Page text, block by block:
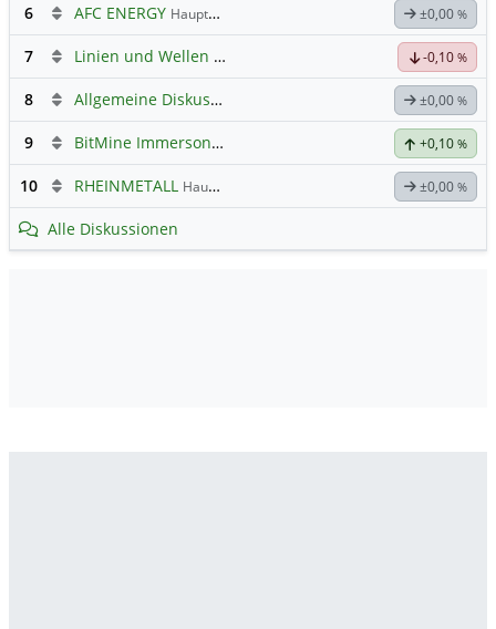
6 AFC ENERGY Hauptdiskussion ±0,00 %
7 Linien und Wellen Austausch Forum -0,10 %
8 Allgemeine Diskussion ±0,00 %
9 BitMine Immerson Technologies +0,10 %
10 RHEINMETALL Hauptdiskussion ±0,00 %
Alle Diskussionen